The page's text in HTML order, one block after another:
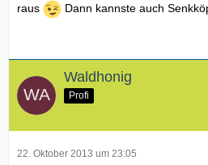
raus
Dann kannste auch
Waldhonig
Profi
22. Oktober 2013 um 23:05